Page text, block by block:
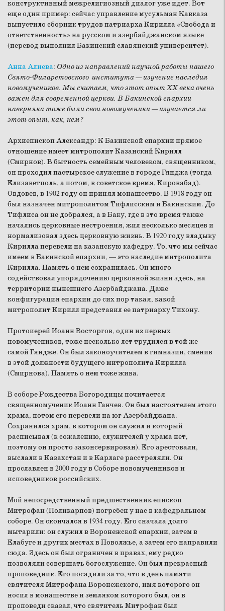
конструктивный межрелигиозный диалог уже идет. Вот
еще один пример: сейчас управление мусульман Кавказа
выпустило сборник трудов патриарха Кирилла «Свобода и
ответственность» на русском и азербайджанском языке
(перевод выполнил Бакинский славянский университет).
Анна Алиева: Одно из направлений научной работы нашего
Свято-Филаретовского института — изучение наследия
новомучеников. Мы считаем, что этот опыт ХХ века очень
важен для современной церкви. В Бакинской епархии
наверняка тоже были свои новомученики — изучается ли
этот опыт, как, кем?
Архиепископ Александр: К Бакинской епархии прямое
отношение имеет митрополит Казанский Кирилл
(Смирнов). В бытность семейным человеком, священником,
он проходил пастырское служение в городе Гянджа (тогда
Елизаветполь, а потом, в советское время, Кировабад).
Овдовев, в 1902 году он принял монашество. В 1918 году он
был назначен митрополитом Тифлисским и Бакинским. До
Тифлиса он не добрался, а в Баку, где в это время также
начались церковные нестроения, жил несколько месяцев и
нормализовал здесь церковную жизнь. В 1920 году владыку
Кирилла перевели на казанскую кафедру. То, что мы сейчас
имеем в Бакинской епархии, — это наследие митрополита
Кирилла. Память о нем сохранилась. Он много
содействовал упорядочению церковной жизни здесь, на
территории нынешнего Азербайджана. Даже
конфигурация епархии до сих пор такая, какой
митрополит Кирилл представил ее патриарху Тихону.
Протоиерей Иоанн Восторгов, один из первых
новомучеников, тоже несколько лет трудился в той же
самой Гяндже. Он был законоучителем в гимназии, сменив
в этой должности будущего митрополита Кирилла
(Смирнова). Память о нем тоже жива.
В соборе Рождества Богородицы почитается
священномученик Иоанн Ганчев. Он был настоятелем этого
храма, потом его перевели на юг Азербайджана.
Сохранился храм, в котором он служил и который
расписывал (к сожалению, служителей у храма нет,
поэтому он просто законсервирован). Его арестовали,
выслали в Казахстан и в Карлаге расстреляли. Он
прославлен в 2000 году в Соборе новомученников и
исповедников российских.
Мой непосредственный предшественник епископ
Митрофан (Поликарпов) погребен у нас в кафедральном
соборе. Он скончался в 1934 году. Его сначала долго
мытарили: он служил в Воронежской епархии, затем в
Елабуге и других местах в Поволжье, а затем его направили
сюда. Здесь он был ограничен в правах, ему редко
позволяли совершать богослужение. Он был прекрасный
проповедник. Его посадили за то, что в день памяти
святителя Митрофана Воронежского, имя которого он
носил в монашестве и земляком которого был, он в
проповеди сказал, что святитель Митрофан был